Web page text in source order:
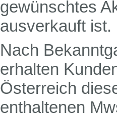
gewünschtes
ausverkauft ist.
Nach
erhalten
Österreich
enthaltenen